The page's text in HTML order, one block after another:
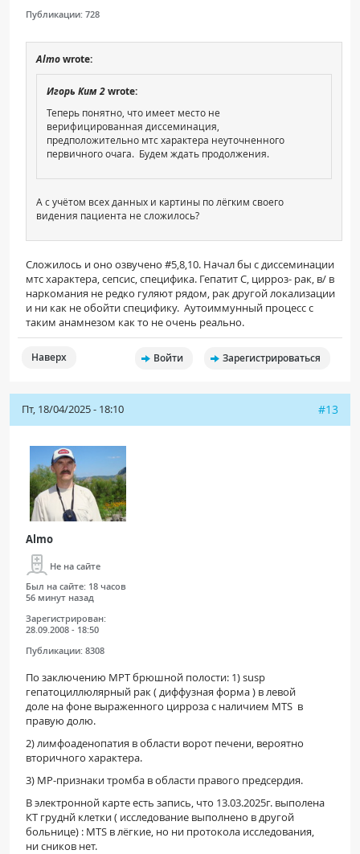
Публикации: 728
Almowrote:
Игорь Ким 2wrote:
Теперь понятно, что имеет место не
верифицированная диссеминация,
предположительно мтс характера неуточненного
первичного очага. Будем ждать продолжения.
А с учётом всех данных и картины по лёгким своего
видения пациента не сложилось?
Сложилось и оно озвучено #5,8,10. Начал бы с диссеминации
мтс характера, сепсис, специфика. Гепатит С, цирроз- рак, в/ в
наркомания не редко гуляют рядом, рак другой локализации
и ни как не обойти специфику. Аутоиммунный процесс с
таким анамнезом как то не очень реально.
Наверх Войти Зарегистрироваться
Пт, 18/04/2025 - 18:10 #13
Almo
Не на сайте
Был на сайте: 18 часов
56 минут назад
Зарегистрирован:
28.09.2008 - 18:50
Публикации: 8308
По заключению МРТ брюшной полости: 1) susp
гепатоциллюлярный рак ( диффузная форма ) в левой
доле на фоне выраженного цирроза с наличием MTS в
правую долю.
2) лимфоаденопатия в области ворот печени, вероятно
вторичного характера.
3) МР-признаки тромба в области правого предсердия.
В электронной карте есть запись, что 13.03.2025г. выполена
КТ груднй клетки ( исследование выполнено в другой
больнице) : MTS в лёгкие, но ни протокола исследования,
ни сников нет.